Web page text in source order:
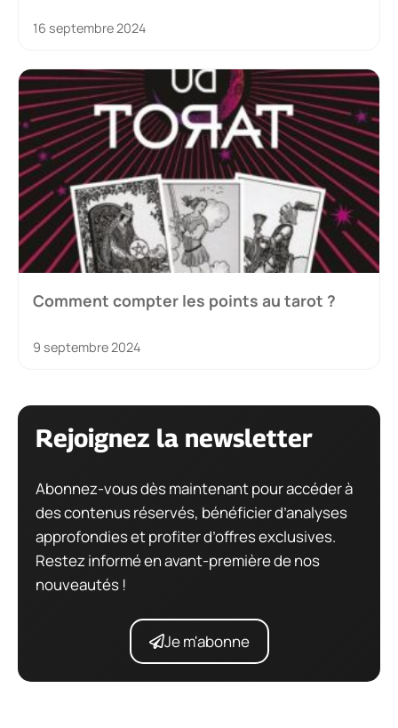
16 septembre 2024
Comment compter les points au tarot ?
9 septembre 2024
Rejoignez la newsletter
Abonnez-vous dès maintenant pour accéder à
des contenus réservés, bénéficier d’analyses
approfondies et profiter d’offres exclusives.
Restez informé en avant-première de nos
nouveautés !
Je m'abonne